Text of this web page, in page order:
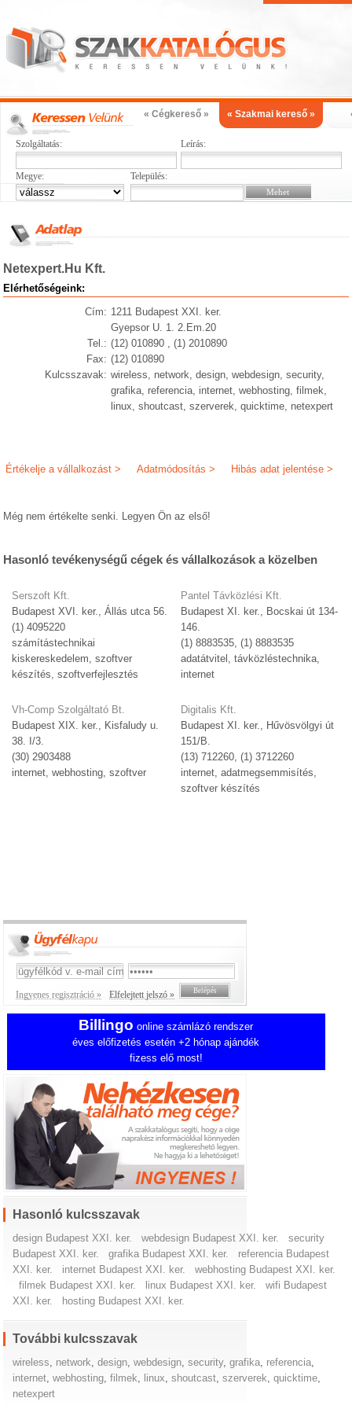
« Cégkereső » « Szakmai kereső »
Szolgáltatás: Leírás:
Megye: Település:
Netexpert.Hu Kft.
Elérhetőségeink:
Cím: 1211 Budapest XXI. ker.
Gyepsor U. 1. 2.Em.20
Tel.: (12) 010890 , (1) 2010890
Fax: (12) 010890
Kulcsszavak: wireless, network, design, webdesign, security,
grafika, referencia, internet, webhosting, filmek,
linux, shoutcast, szerverek, quicktime, netexpert
Hibás adat jelentése >
Adatmódosítás >
Értékelje a vállalkozást >
Még nem értékelte senki. Legyen Ön az első!
Hasonló tevékenységű cégek és vállalkozások a közelben
Serszoft Kft.
Budapest XVI. ker., Állás utca 56.
(1) 4095220
számítástechnikai
kiskereskedelem, szoftver
készítés, szoftverfejlesztés
Vh-Comp Szolgáltató Bt.
Budapest XIX. ker., Kisfaludy u.
38. I/3.
(30) 2903488
internet, webhosting, szoftver
Pantel Távközlési Kft.
Budapest XI. ker., Bocskai út 134-
146.
(1) 8883535, (1) 8883535
adatátvitel, távközléstechnika,
internet
Digitalis Kft.
Budapest XI. ker., Hűvösvölgyi út
151/B.
(13) 712260, (1) 3712260
internet, adatmegsemmisítés,
szoftver készítés
Ingyenes regisztráció » Elfelejtett jelszó »
Billingo online számlázó rendszer
éves előfizetés esetén +2 hónap ajándék
fizess elő most!
Hasonló kulcsszavak
design Budapest XXI. ker. webdesign Budapest XXI. ker.
security
Budapest XXI. ker.
grafika Budapest XXI. ker.
referencia Budapest
XXI. ker.
internet Budapest XXI. ker.
webhosting Budapest XXI. ker.
filmek Budapest XXI. ker.
linux Budapest XXI. ker.
wifi Budapest
XXI. ker.
hosting Budapest XXI. ker.
További kulcsszavak
wireless network ,design ,webdesign ,security,grafika referencia
internet ,webhosting ,filmek linux ,shoutcast ,szerverek ,quicktime
netexpert